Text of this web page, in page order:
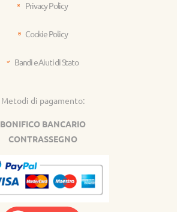
Privacy Policy
Cookie Policy
Bandi e Aiuti di Stato
Metodi di pagamento:
BONIFICO BANCARIO
CONTRASSEGNO